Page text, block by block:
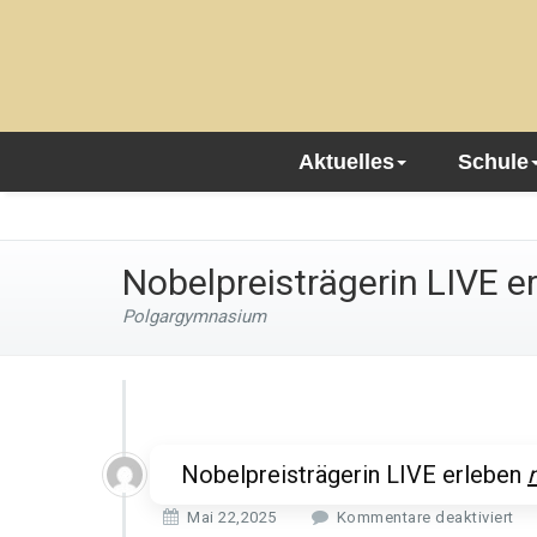
Aktuelles Schule
Nobelpreisträgerin LIVE
Polgargymnasium
Nobelpreisträgerin LIVE erleben
Mai 22,2025 Kommentare deaktiviert